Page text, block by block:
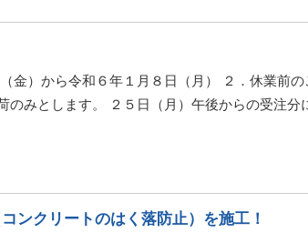
金）から令和６年１月８日（月） ２．休業前
みとします。 ２５日（月）午後からの受注
ンクリートのはく落防止）を施工！